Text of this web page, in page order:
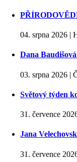
04. srpna 2026 |
Dana
03. srpna 2026 |
Světový týden
31. července
Jana
31. července